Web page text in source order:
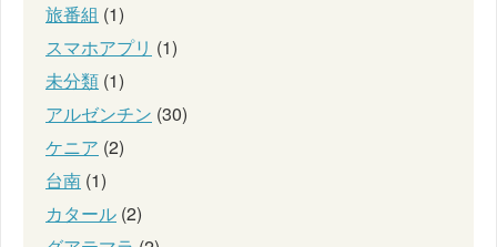
旅番組 (1)
スマホアプリ (1)
未分類 (1)
アルゼンチン (30)
ケニア (2)
台南 (1)
カタール (2)